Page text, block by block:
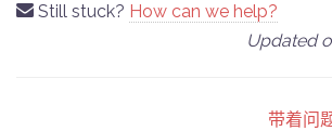
Still stuck? How can we help?
Updated
带着问